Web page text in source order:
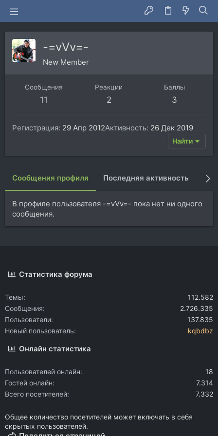
-=vVv=-
New Member
Сообщения
11
Реакции
2
Баллы
3
Регистрация 29 Апр 2012Активность 26 Дек 2019
Найти
Сообщения профиля Последняя активность
В профиле пользователя -=vVv=- пока нет ни одного
сообщения.
Статистика форума
Темы
112.582
Сообщения
2.726.335
Пользователи
137.835
Новый пользователь
kqbdbz
Онлайн статистика
Пользователей онлайн
18
Гостей онлайн
7.314
Всего посетителей
7.332
Общее количество посетителей может включать в себя
скрытых пользователей.